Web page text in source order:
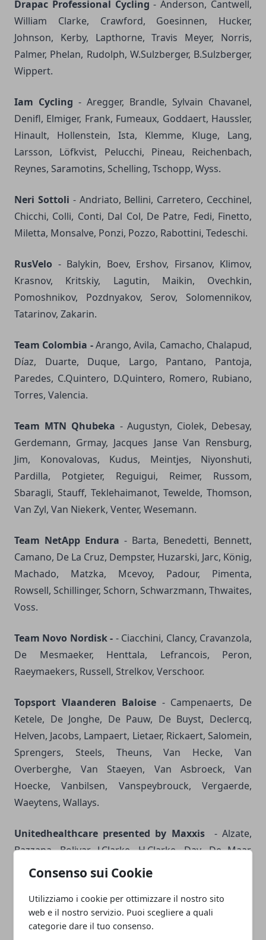
Consenso sui Cookie
Utilizziamo i cookie per ottimizzare il nostro sito
web e il nostro servizio. Puoi scegliere a quali
categorie dare il tuo consenso.
Drapac Professional Cycling - Anderson, Cantwell,
William Clarke, Crawford, Goesinnen, Hucker,
Johnson, Kerby, Lapthorne, Travis Meyer, Norris,
Palmer, Phelan, Rudolph, W.Sulzberger, B.Sulzberger,
Wippert.
Iam Cycling - Aregger, Brandle, Sylvain Chavanel,
Denifl, Elmiger, Frank, Fumeaux, Goddaert, Haussler,
Hinault, Hollenstein, Ista, Klemme, Kluge, Lang,
Larsson, Löfkvist, Pelucchi, Pineau, Reichenbach,
Reynes, Saramotins, Schelling, Tschopp, Wyss.
Neri Sottoli - Andriato, Bellini, Carretero, Cecchinel,
Chicchi, Colli, Conti, Dal Col, De Patre, Fedi, Finetto,
Miletta, Monsalve, Ponzi, Pozzo, Rabottini, Tedeschi.
RusVelo - Balykin, Boev, Ershov, Firsanov, Klimov,
Krasnov, Kritskiy, Lagutin, Maikin, Ovechkin,
Pomoshnikov, Pozdnyakov, Serov, Solomennikov,
Tatarinov, Zakarin.
Team Colombia -Arango, Avila, Camacho, Chalapud,
Díaz, Duarte, Duque, Largo, Pantano, Pantoja,
Paredes, C.Quintero, D.Quintero, Romero, Rubiano,
Torres, Valencia.
Team MTN Qhubeka - Augustyn, Ciolek, Debesay,
Gerdemann, Grmay, Jacques Janse Van Rensburg,
Jim, Konovalovas, Kudus, Meintjes, Niyonshuti,
Pardilla, Potgieter, Reguigui, Reimer, Russom,
Sbaragli, Stauff, Teklehaimanot, Tewelde, Thomson,
Van Zyl, Van Niekerk, Venter, Wesemann.
Team NetApp Endura - Barta, Benedetti, Bennett,
Camano, De La Cruz, Dempster, Huzarski, Jarc, König,
Machado, Matzka, Mcevoy, Padour, Pimenta,
Rowsell, Schillinger, Schorn, Schwarzmann, Thwaites,
Voss.
Team Novo Nordisk - - Ciacchini, Clancy, Cravanzola,
De Mesmaeker, Henttala, Lefrancois, Peron,
Raeymaekers, Russell, Strelkov, Verschoor.
Topsport Vlaanderen Baloise - Campenaerts, De
Ketele, De Jonghe, De Pauw, De Buyst, Declercq,
Helven, Jacobs, Lampaert, Lietaer, Rickaert, Salomein,
Sprengers, Steels, Theuns, Van Hecke, Van
Overberghe, Van Staeyen, Van Asbroeck, Van
Hoecke, Vanbilsen, Vanspeybrouck, Vergaerde,
Waeytens, Wallays.
Unitedhealthcare presented by Maxxis- Alzate,
Bazzana, Bolivar, J.Clarke, H.Clarke, Day, De Maar,
Euser, Frattini, Förster, Hanson, Hegyvari, Ilesic,
Murphy, Reijnen, Summerhill, White.
Wanty Groupe Gobert- Backaert, Baugnies, De